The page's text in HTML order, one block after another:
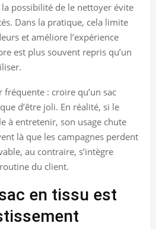
possibilité de le nettoyer évite
Dans la pratique, cela limite
et améliore l’expérience
est plus souvent repris qu’un
: croire qu’un sac
d’être joli. En réalité, si le
à entretenir, son usage chute
là que les campagnes perdent
au contraire, s’intègre
du client.
en tissu est